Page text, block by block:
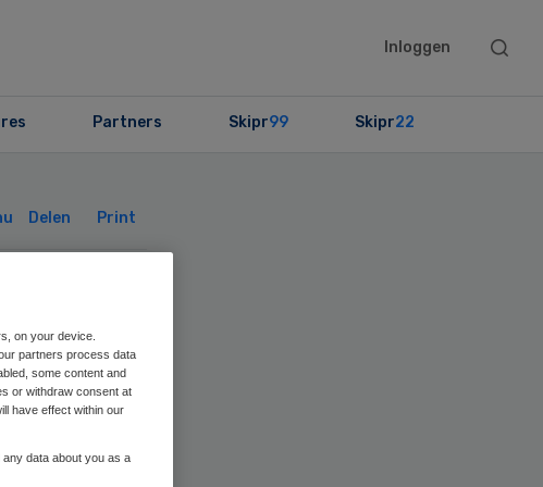
Inloggen
Search
Partners Skipr99 Skipr22
Delen Print
on your device.
partners process data
some content and
or withdraw consent at
have effect within our
data about you as a